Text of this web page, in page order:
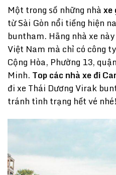
Một trong số những nhàxe
từ Sài Gòn nổi tiếng hiện
buntham. Hãng nhà xe
Việt Nam mà chỉ có công
Cộng Hòa, Phường 13,
Minh. Top các nhà xe đi
đi xe Thái Dương Virak
tránh tình trạng hết vé nhé!